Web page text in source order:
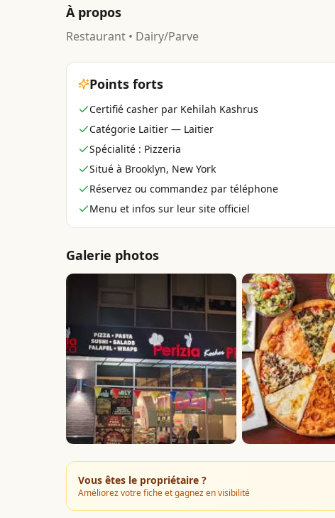
À propos
Restaurant • Dairy/Parve
Points forts
Certifié casher par Kehilah Kashrus
Catégorie Laitier — Laitier
Spécialité : Pizzeria
Situé à Brooklyn, New York
Réservez ou commandez par téléphone
Menu et infos sur leur site officiel
Galerie photos
Vous êtes le propriétaire ?
Améliorez votre fiche et gagnez en visibilité